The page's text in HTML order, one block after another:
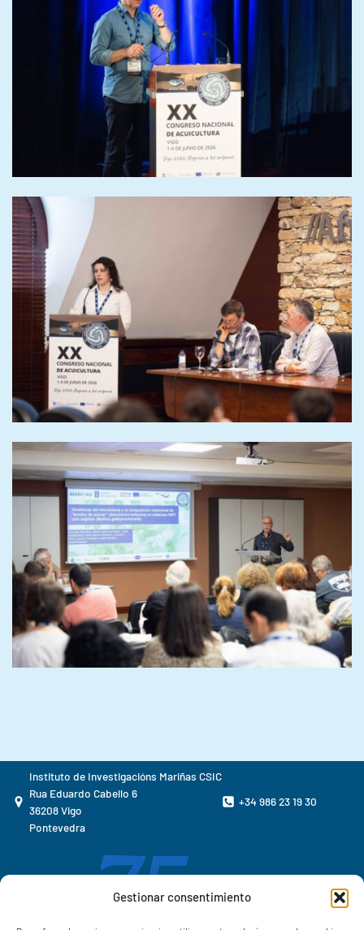
Gestionar consentimiento
Instituto de Investigacións Mariñas CSIC
Rua Eduardo Cabello 6
36208 Vigo
Pontevedra
+34 986 23 19 30